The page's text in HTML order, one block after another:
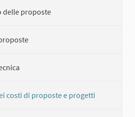
delle proposte
costi di proposte e progetti